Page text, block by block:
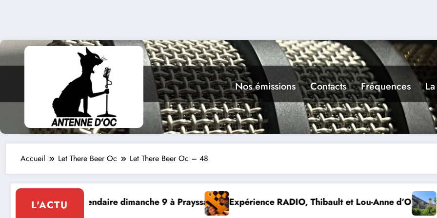
Nos émissions Contacts Fréquences
Accueil Let There Beer Oc Let There Beer Oc – 48
L'ACTU
Prayssac Expérience RADIO, Thibault et Lou-Anne d’OlmetoSuite de la programmation estivale des